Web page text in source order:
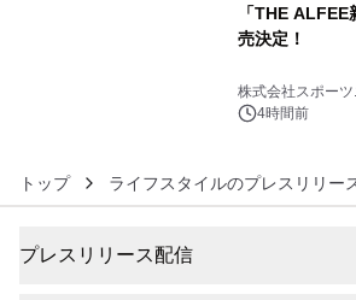
「THE
売決定！
株式会社スポー
4時間前
トップ ライフスタイルのプレスリリー
プレスリリース配信